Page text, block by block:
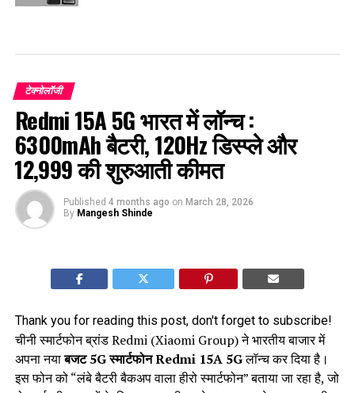
टेक्नोलॉजी
Redmi 15A 5G भारत में लॉन्च :
6300mAh बैटरी, 120Hz डिस्प्ले और
₹12,999 की शुरुआती कीमत
Published 4 months ago on March 28, 2026
By Mangesh Shinde
Thank you for reading this post, don't forget to subscribe!
चीनी स्मार्टफोन ब्रांड Redmi (Xiaomi Group) ने भारतीय बाजार में
अपना नयाबजट 5G स्मार्टफोन Redmi 15A 5Gलॉन्च कर दिया है।
इस फोन को “लंबे बैटरी बैकअप वाला हीरो स्मार्टफोन” बताया जा रहा है, जो